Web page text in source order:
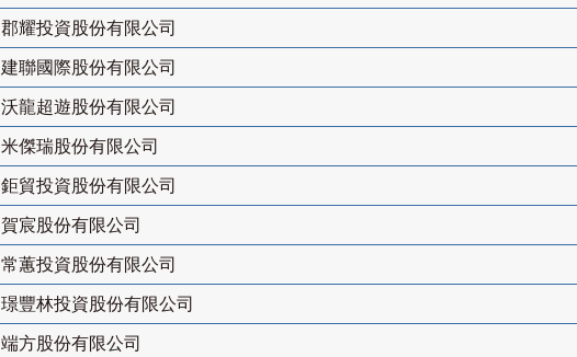
郡耀投資股份有限公司
建聯國際股份有限公司
沃龍超遊股份有限公司
米傑瑞股份有限公司
鉅貿投資股份有限公司
賀宸股份有限公司
常蕙投資股份有限公司
璟豐林投資股份有限公司
端方股份有限公司